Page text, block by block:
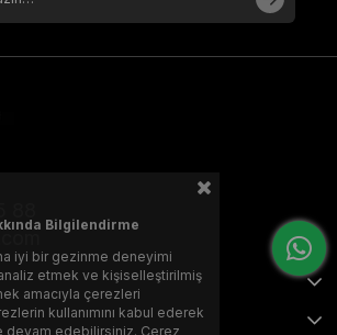
Bilgilendirme
iyi bir gezinme deneyimi
etmek ve kişiselleştirilmiş
amacıyla çerezleri
kullanımını kabul ederek
edebilirsiniz. Çerez